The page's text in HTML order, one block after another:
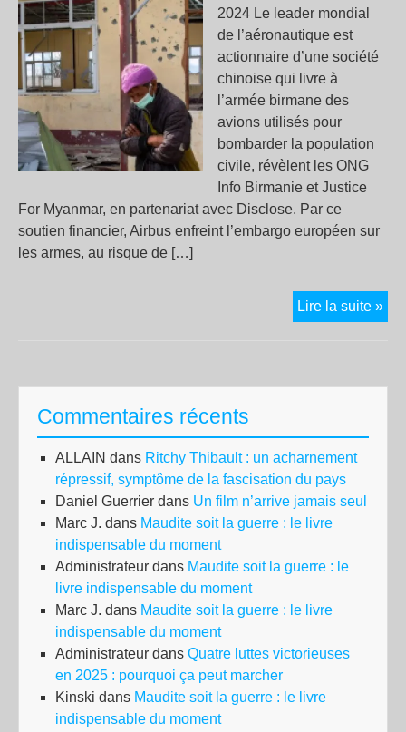
2024 Le leader mondial
de l’aéronautique est
actionnaire d’une société
chinoise qui livre à
l’armée birmane des
avions utilisés pour
bombarder la population
civile, révèlent les ONG
Info Birmanie et Justice
For Myanmar, en partenariat avec Disclose. Par ce
soutien financier, Airbus enfreint l’embargo européen sur
les armes, au risque de […]
Lire la suite »
:
Commentaires récents
ALLAIN dans Ritchy Thibault : un acharnement
répressif, symptôme de la fascisation du pays
Daniel Guerrier dans Un film n’arrive jamais seul
Marc J. dans Maudite soit la guerre : le livre
indispensable du moment
Administrateur dans Maudite soit la guerre : le
livre indispensable du moment
Marc J. dans Maudite soit la guerre : le livre
indispensable du moment
Administrateur dans Quatre luttes victorieuses
en 2025 : pourquoi ça peut marcher
Kinski dans Maudite soit la guerre : le livre
indispensable du moment